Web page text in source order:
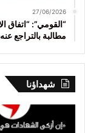
27/06/2026
مطالبة بالتراجع
شهداؤنا